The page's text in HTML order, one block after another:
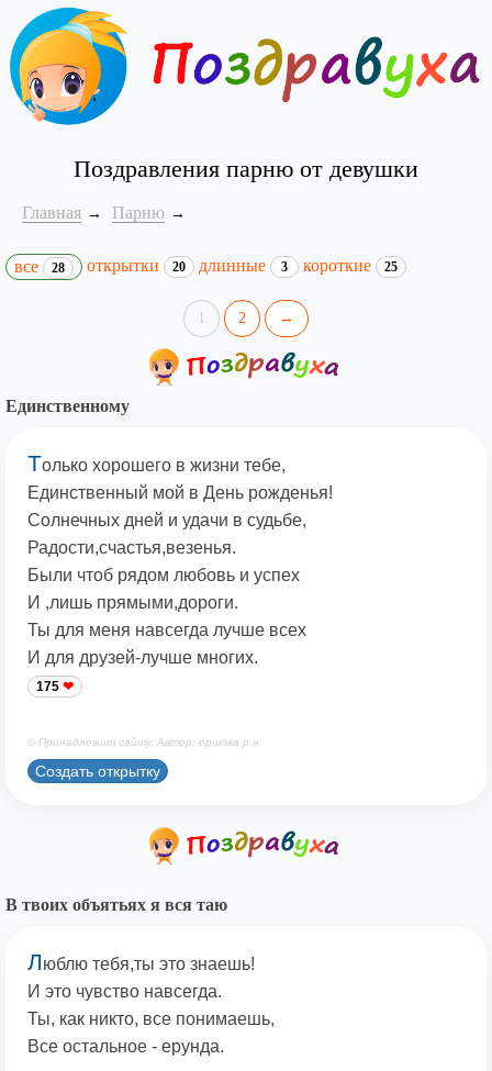
Поздравления парню от девушки
Главная Парню
все 28 открытки 20 длинные 3 короткие 25
1 2 →
Единственному
Только хорошего в жизни тебе,
Единственный мой в День рожденья!
Солнечных дней и удачи в судьбе,
Радости,счастья,везенья.
Были чтоб рядом любовь и успех
И ,лишь прямыми,дороги.
Ты для меня навсегда лучше всех
И для друзей-лучше многих.
175
© Принадлежит сайту. Автор: ершова р.н.
Создать открытку
В твоих объятьях я вся таю
Люблю тебя,ты это знаешь!
И это чувство навсегда.
Ты, как никто, все понимаешь,
Все остальное - ерунда.